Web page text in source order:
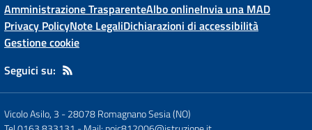
Amministrazione TrasparenteAlbo onlineInvia una MAD
Privacy PolicyNote LegaliDichiarazioni di accessibilità
Gestione cookie
Seguici su:
Vicolo Asilo, 3 -28078 Romagnano Sesia (NO)